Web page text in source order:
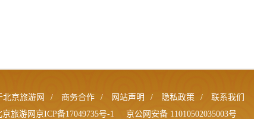
北京旅游网 / 商务合作 / 网站声明 / 隐私政策 /
联系我们
京旅游网京ICP备17049735号-1
京公网安备 11010502035003号